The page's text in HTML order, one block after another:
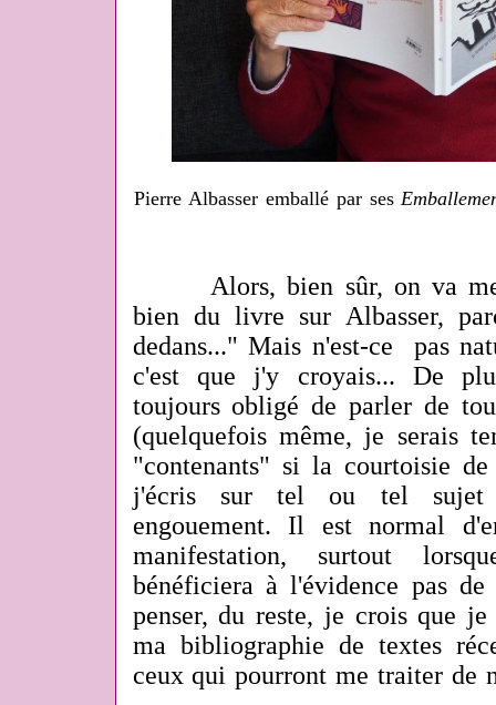
Pierre Albasser emballé par ses
Alors, bien sûr, on va me
bien du livre sur Albasser,
dedans..." Mais n'est-ce pas
c'est que j'y croyais... De
toujours obligé de parler de
(quelquefois même, je serais
"contenants" si la courtoisie
j'écris sur tel ou tel sujet
engouement. Il est normal
manifestation, surtout
bénéficiera à l'évidence pas
penser, du reste, je crois que
ma bibliographie de textes
ceux qui pourront me traiter de